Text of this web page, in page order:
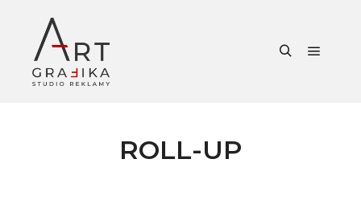
ROLL-UP